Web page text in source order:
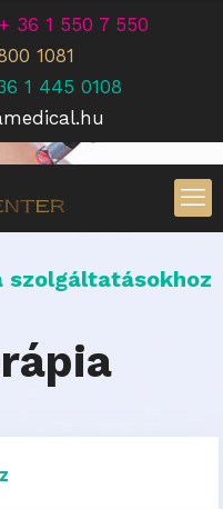
36 1 550 7 550
1081
1 445 0108
szolgáltatásokhoz